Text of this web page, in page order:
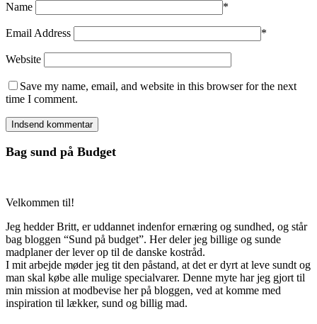
Name *
Email Address *
Website
Save my name, email, and website in this browser for the next
time I comment.
Bag sund på Budget
Velkommen til!
Jeg hedder Britt, er uddannet indenfor ernæring og sundhed, og står
bag bloggen “Sund på budget”. Her deler jeg billige og sunde
madplaner der lever op til de danske kostråd.
I mit arbejde møder jeg tit den påstand, at det er dyrt at leve sundt og
man skal købe alle mulige specialvarer. Denne myte har jeg gjort til
min mission at modbevise her på bloggen, ved at komme med
inspiration til lækker, sund og billig mad.